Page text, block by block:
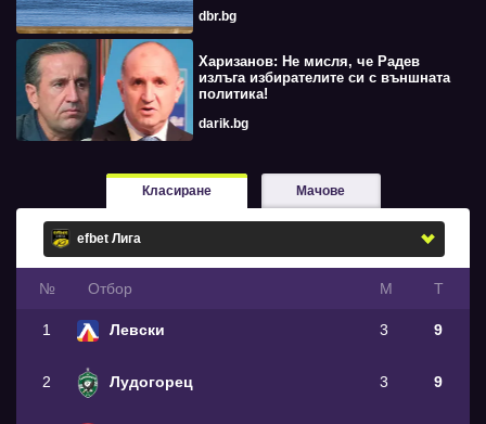
dbr.bg
Харизанов: Не мисля, че Радев
излъга избирателите си с външната
политика!
darik.bg
Класиране Мачове
№ Oтбор М Т
1 Левски 3 9
2 Лудогорец 3 9